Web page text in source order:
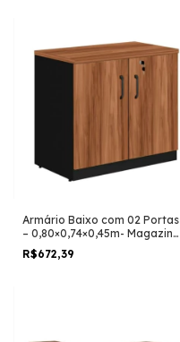
Armário Baixo com 02 Portas
– 0,80×0,74×0,45m- Magazine
Silva – NOGAL
SEVILHA/PRETO – 21411
R$672,39